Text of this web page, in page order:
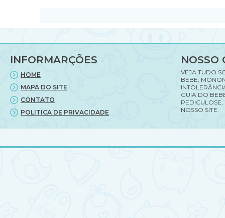
INFORMARÇÕES
HOME
MAPA DO SITE
CONTATO
POLITICA DE PRIVACIDADE
NOSSO
VEJA TUDO
BEBE,
GUIA DO
PEDICULOSE,
NOSSO SITE.